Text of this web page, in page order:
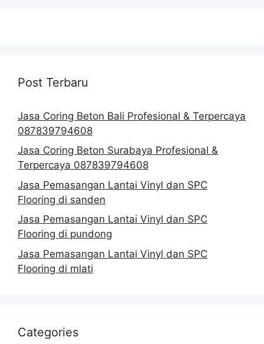
Post Terbaru
Jasa Coring Beton Bali Profesional & Terpercaya
087839794608
Jasa Coring Beton Surabaya Profesional &
Terpercaya 087839794608
Jasa Pemasangan Lantai Vinyl dan SPC
Flooring di sanden
Jasa Pemasangan Lantai Vinyl dan SPC
Flooring di pundong
Jasa Pemasangan Lantai Vinyl dan SPC
Flooring di mlati
Categories